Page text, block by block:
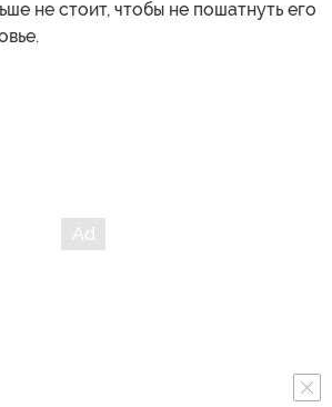
не стоит, чтобы не пошатнуть его